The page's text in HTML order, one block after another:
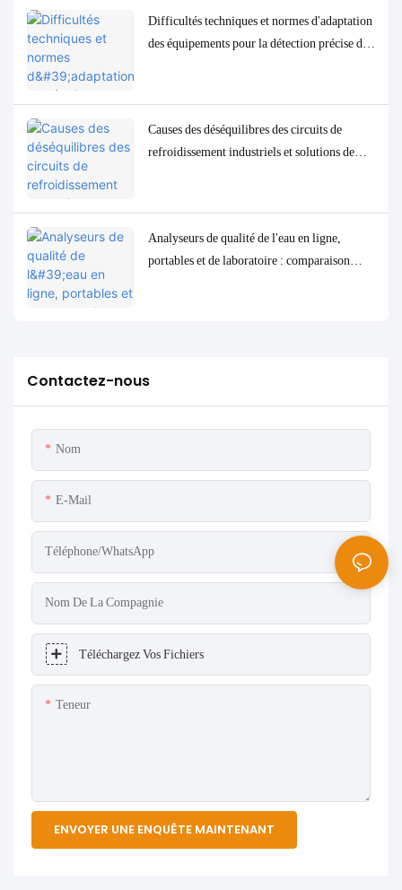
Difficultés techniques et normes d'adaptation
des équipements pour la détection précise des
Causes des déséquilibres des circuits de
refroidissement industriels et solutions de
Analyseurs de qualité de l'eau en ligne,
portables et de laboratoire : comparaison
Contactez-nous
Nom
E-Mail
Téléphone/WhatsApp
Nom De La Compagnie
Téléchargez Vos Fichiers
Teneur
ENVOYER UNE ENQUÊTE MAINTENANT